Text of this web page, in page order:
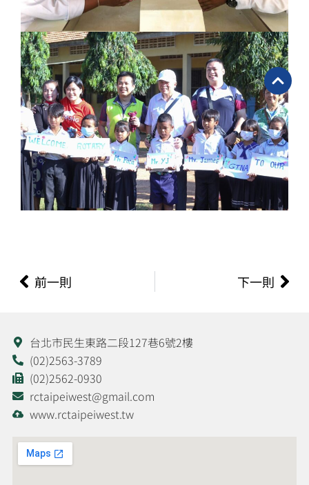
上一頁
前一則 下一則 下
台北市民生東路二段127巷6號2樓
(02)2563-3789
(02)2562-0930
rctaipeiwest@gmail.com
www.rctaipeiwest.tw